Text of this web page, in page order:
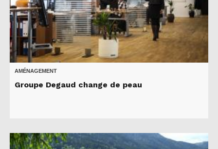
AMÉNAGEMENT
Groupe Degaud change de peau